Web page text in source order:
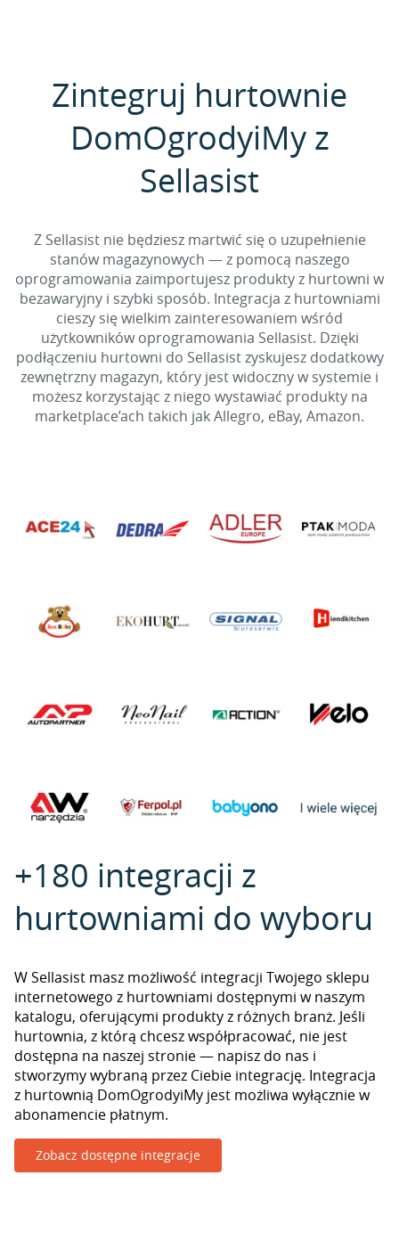
Zintegruj hurtownie
DomOgrodyiMy z
Sellasist
Z Sellasist nie będziesz martwić się o uzupełnienie
stanów magazynowych — z pomocą naszego
oprogramowania zaimportujesz produkty z hurtowni w
bezawaryjny i szybki sposób. Integracja z hurtowniami
cieszy się wielkim zainteresowaniem wśród
użytkowników oprogramowania Sellasist. Dzięki
podłączeniu hurtowni do Sellasist zyskujesz dodatkowy
zewnętrzny magazyn, który jest widoczny w systemie i
możesz korzystając z niego wystawiać produkty na
marketplace’ach takich jak Allegro, eBay, Amazon.
+180 integracji z
hurtowniami do wyboru
W Sellasist masz możliwość integracji Twojego sklepu
internetowego z hurtowniami dostępnymi w naszym
katalogu, oferującymi produkty z różnych branż. Jeśli
hurtownia, z którą chcesz współpracować, nie jest
dostępna na naszej stronie — napisz do nas i
stworzymy wybraną przez Ciebie integrację. Integracja
z hurtownią DomOgrodyiMy jest możliwa wyłącznie w
abonamencie płatnym.
Zobacz dostępne integracje